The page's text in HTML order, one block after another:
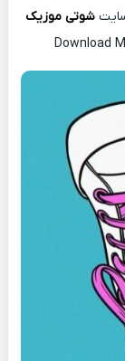
شوتی موزیک
Download